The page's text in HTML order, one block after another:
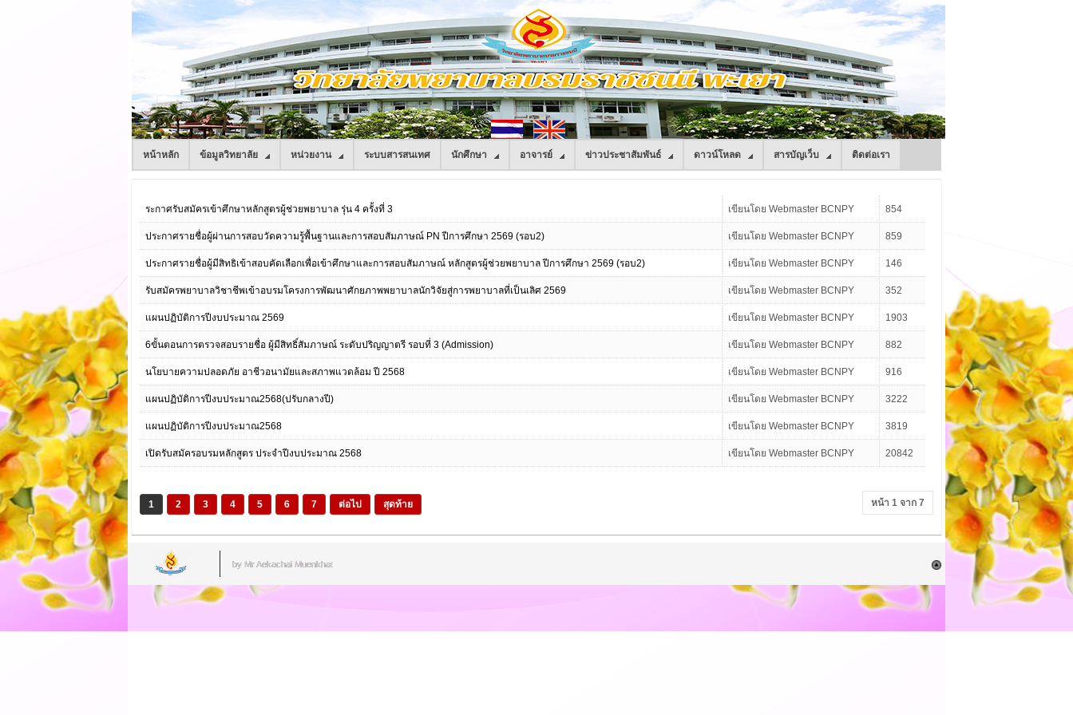
หน้าหลัก ข้อมูลวิทยาลัย หน่วยงาน ระบบสารสนเทศ นักศึกษา อาจารย์ ข่าวประชาสัมพันธ์ ดาวน์โหลด สารบัญเว็บ ติดต่อเรา
ระกาศรับสมัครเข้าศึกษาหลักสูตรผู้ช่วยพยาบาล รุ่น 4 ครั้งที่ 3 เขียนโดย Webmaster BCNPY 854
ประกาศรายชื่อผู้ผ่านการสอบวัดความรู้พื้นฐานและการสอบสัมภาษณ์ PN ปีการศึกษา 2569 (รอบ2) เขียนโดย Webmaster BCNPY 859
ประกาศรายชื่อผู้มีสิทธิเข้าสอบคัดเลือกเพื่อเข้าศึกษาและการสอบสัมภาษณ์ หลักสูตรผู้ช่วยพยาบาล ปีการศึกษา 2569 (รอบ2) เขียนโดย Webmaster BCNPY 146
รับสมัครพยาบาลวิชาชีพเข้าอบรมโครงการพัฒนาศักยภาพพยาบาลนักวิจัยสู่การพยาบาลที่เป็นเลิศ 2569 เขียนโดย Webmaster BCNPY 352
แผนปฏิบัติการปีงบประมาณ 2569 เขียนโดย Webmaster BCNPY 1903
6ขั้นตอนการตรวจสอบรายชื่อ ผู้มีสิทธิ์สัมภาษณ์ ระดับปริญญาตรี รอบที่ 3 (Admission) เขียนโดย Webmaster BCNPY 882
นโยบายความปลอดภัย อาชีวอนามัยและสภาพแวดล้อม ปี 2568 เขียนโดย Webmaster BCNPY 916
แผนปฏิบัติการปีงบประมาณ2568(ปรับกลางปี) เขียนโดย Webmaster BCNPY 3222
แผนปฏิบัติการปีงบประมาณ2568 เขียนโดย Webmaster BCNPY 3819
เปิดรับสมัครอบรมหลักสูตร ประจำปีงบประมาณ 2568 เขียนโดย Webmaster BCNPY 20842
หน้า 1 จาก 7
1 2 3 4 5 6 7 ต่อไป สุดท้าย
by Mr.Aekachai Muenkhat